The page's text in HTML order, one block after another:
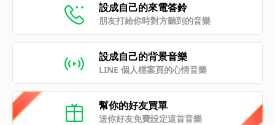
設成自己的來電答鈴
朋友打給你時對方聽到的音樂
設成自己的背景音樂
LINE 個人檔案頁的心情音樂
幫你的好友買單
送你好友免費設定這首音樂